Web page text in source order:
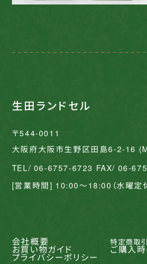
生田ランドセル
〒544-0011
大阪府大阪市生野区田島6-2-16 (
TEL/ 06-6757-6723 FAX/ 06-
[営業時間] 10:00〜18:00（水曜定
会社概要 特定商取
お買い物ガイド ご購入
プライバシーポリシー